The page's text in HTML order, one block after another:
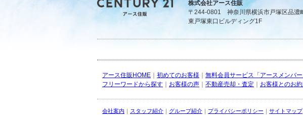
株式会社アース住販
〒244-0801 神奈川県横浜市戸塚区品濃
東戸塚東口ビルディング1F
アース住販HOME 初めてのお客様 無料会員サービス「アースメンバー
フリーワードから探す
お客様の声 不動産売却・査定 お客様とのお
会社案内 ｜ スタッフ紹介 ｜ グループ紹介 ｜ プライバシーポリシー ｜ サイトマップ